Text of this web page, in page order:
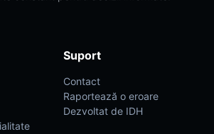
Suport
Contact
Raportează o eroare
Dezvoltat de IDH